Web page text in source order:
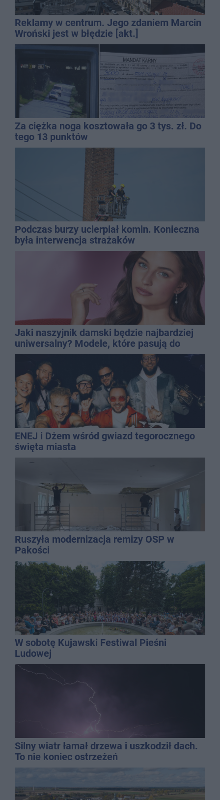
Reklamy w centrum. Jego zdaniem Marcin
Wroński jest w błędzie [akt.]
Za ciężka noga kosztowała go 3 tys. zł. Do
tego 13 punktów
Podczas burzy ucierpiał komin. Konieczna
była interwencja strażaków
Jaki naszyjnik damski będzie najbardziej
uniwersalny? Modele, które pasują do
wielu stylizacji
ENEJ i Dżem wśród gwiazd tegorocznego
święta miasta
Ruszyła modernizacja remizy OSP w
Pakości
W sobotę Kujawski Festiwal Pieśni
Ludowej
Silny wiatr łamał drzewa i uszkodził dach.
To nie koniec ostrzeżeń